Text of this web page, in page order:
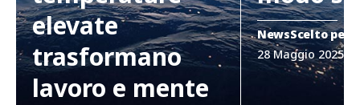
elevate
trasformano
lavoro e mente
NewsScelto per
28 Maggio 2025